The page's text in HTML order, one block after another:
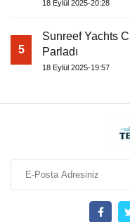
18 Eylül 2025-20:28
5
Sunreef Yachts
Parladı
18 Eylül 2025-19:57